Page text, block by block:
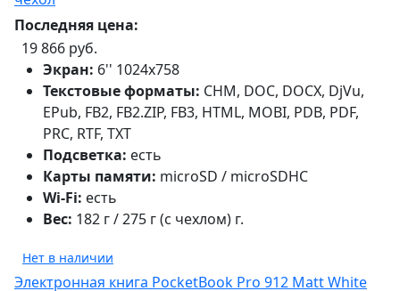
Последняя цена:
19 866 руб.
Экран: 6'' 1024x758
Текстовые форматы: CHM, DOC, DOCX, DjVu,
EPub, FB2, FB2.ZIP, FB3, HTML, MOBI, PDB, PDF,
PRC, RTF, TXT
Подсветка: есть
Карты памяти: microSD / microSDHC
Wi-Fi: есть
Вес: 182 г / 275 г (с чехлом) г.
Нет в наличии
Электронная книга PocketBook Pro 912 Matt White